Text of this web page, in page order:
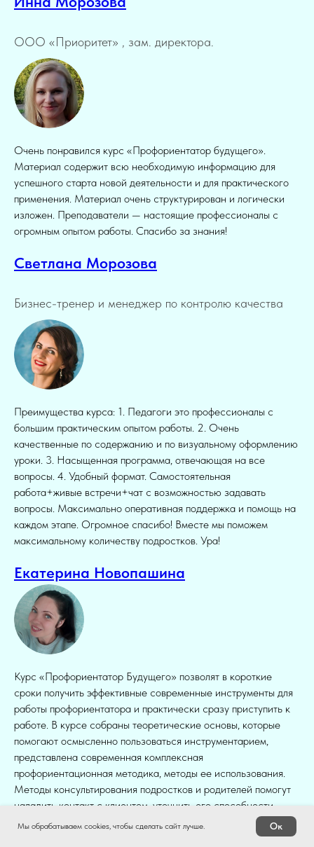
ООО «Приоритет» , зам. директора.
Очень понравился курс «Профориентатор будущего».
Материал содержит всю необходимую информацию для
успешного старта новой деятельности и для практического
применения. Материал очень структурирован и логически
изложен. Преподаватели — настоящие профессионалы с
огромным опытом работы. Спасибо за знания!
Светлана Морозова
Бизнес-тренер и менеджер по контролю качества
Преимущества курса: 1. Педагоги это профессионалы с
большим практическим опытом работы. 2. Очень
качественные по содержанию и по визуальному оформлению
уроки. 3. Насыщенная программа, отвечающая на все
вопросы. 4. Удобный формат. Самостоятельная
работа+живые встречи+чат с возможностью задавать
вопросы. Максимально оперативная поддержка и помощь на
каждом этапе. Огромное спасибо! Вместе мы поможем
максимальному количеству подростков. Ура!
Екатерина Новопашина
Курс «Профориентатор Будущего» позволят в короткие
сроки получить эффективные современные инструменты для
работы профориентатора и практически сразу приступить к
работе. В курсе собраны теоретические основы, которые
помогают осмысленно пользоваться инструментарием,
представлена современная комплексная
профориентационная методика, методы ее использования.
Методы консультирования подростков и родителей помогут
наладить контакт с клиентом, уточнить его способности,
профессиональные интересы и компетенции, сформировать
образовательный маршрут. Также дается современный обзор
Мы обрабатываем cookies, чтобы сделать сайт лучше. Ок